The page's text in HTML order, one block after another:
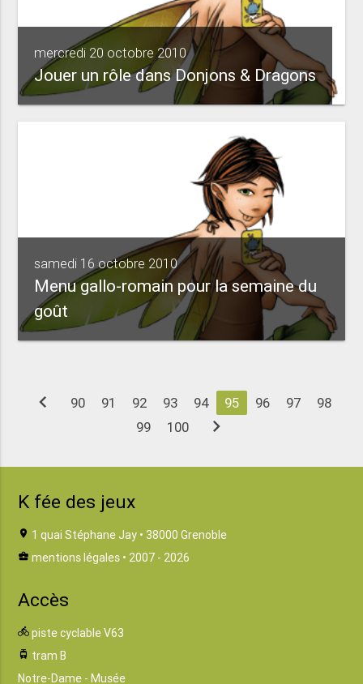
mercredi 20 octobre 2010
Jouer un rôle dans Donjons & Dragons
samedi 16 octobre 2010
Menu gallo-romain pour la semaine du
goût
chevron_left 90 91 92 93 94 95 96 97
98
99
100 chevron_right
K fée des jeux
location_on 1 quai Stéphane Jay • 38000 Grenoble
business_center mentions légales • 2007 - 2026
Accès
directions_bike piste cyclable V63
tram tram B
Notre-Dame - Musée